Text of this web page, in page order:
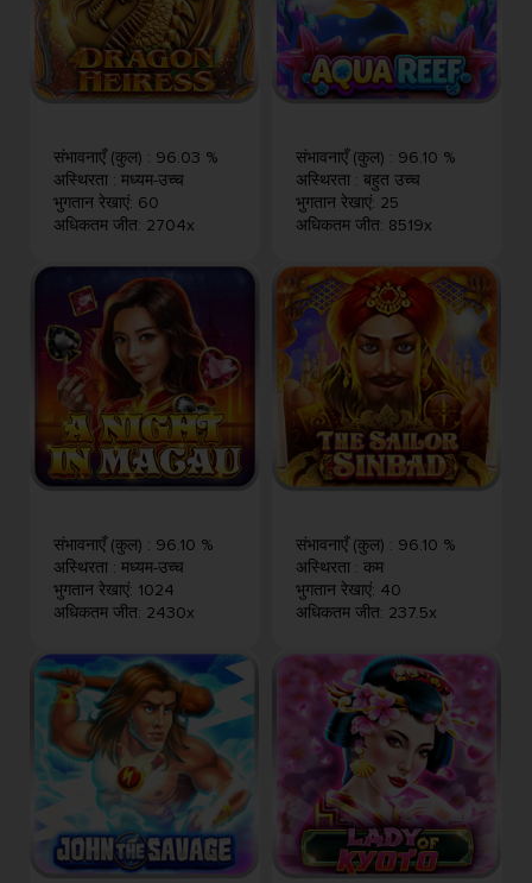
संभावनाएँ (कुल) : 96.03 %
अस्थिरता : मध्यम-उच्च
भुगतान रेखाएं: 60
अधिकतम जीत: 2704x
संभावनाएँ (कुल) : 96.10 %
अस्थिरता : बहुत उच्च
भुगतान रेखाएं: 25
अधिकतम जीत: 8519x
संभावनाएँ (कुल) : 96.10 %
अस्थिरता : मध्यम-उच्च
भुगतान रेखाएं: 1024
अधिकतम जीत: 2430x
संभावनाएँ (कुल) : 96.10 %
अस्थिरता : कम
भुगतान रेखाएं: 40
अधिकतम जीत: 237.5x